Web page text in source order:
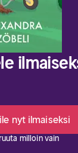
nyt ilmaiseksi
milloin vain